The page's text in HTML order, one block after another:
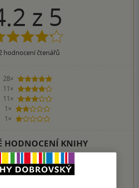
z 5
hodnocení čtenářů
28×
5 hvězdiček
11×
4 hvězdičky
11×
3 hvězdičky
1×
2 hvězdičky
1×
1 hvezdička
HODNOCENÍ KNIHY